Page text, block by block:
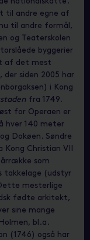
til andre egne af
til andre formål,
og Teaterskolen
byggerier
af det mest
siden 2005 har
i Kong
fra 1749.
for Operaen er
hver 140 meter
Dokøen. Søndre
Kong Christian VII
som
takkelage (udstyr
mesterlige
fødte arkitekt,
sine mange
bl.a.
(1746) også har